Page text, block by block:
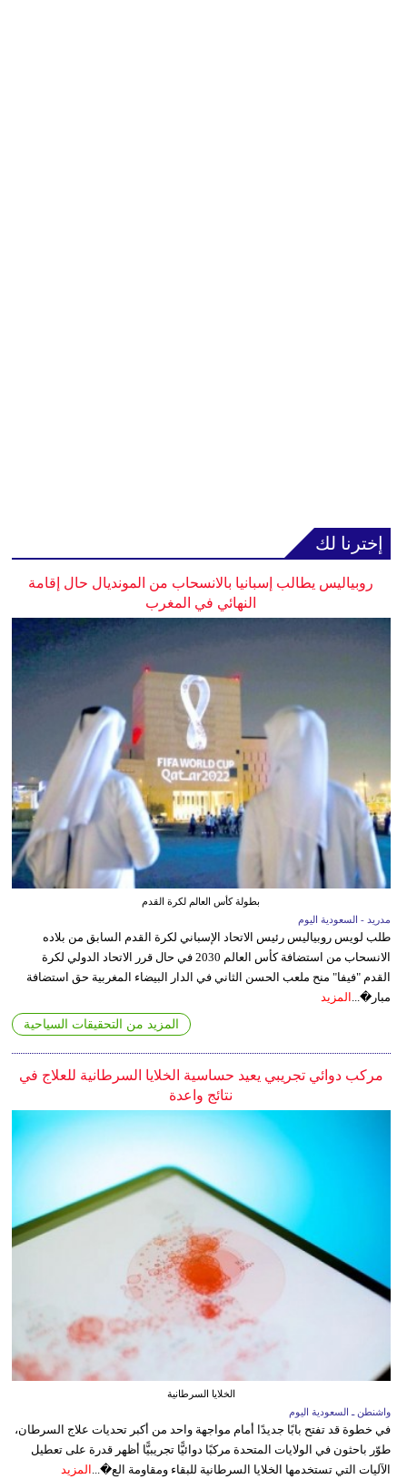
إخترنا لك
روبياليس يطالب إسبانيا بالانسحاب من المونديال حال إقامة
النهائي في المغرب
بطولة كأس العالم لكرة القدم
مدريد - السعودية اليوم
طلب لويس روبياليس رئيس الاتحاد الإسباني لكرة القدم السابق من بلاده
الانسحاب من استضافة كأس العالم 2030 في حال قرر الاتحاد الدولي لكرة
القدم "فيفا" منح ملعب الحسن الثاني في الدار البيضاء المغربية حق استضافة
مبار�... المزيد
المزيد من التحقيقات السياحية
مركب دوائي تجريبي يعيد حساسية الخلايا السرطانية للعلاج في
نتائج واعدة
الخلايا السرطانية
واشنطن ـ السعودية اليوم
في خطوة قد تفتح بابًا جديدًا أمام مواجهة واحد من أكبر تحديات علاج السرطان،
طوّر باحثون في الولايات المتحدة مركبًا دوائيًّا تجريبيًّا أظهر قدرة على تعطيل
الآليات التي تستخدمها الخلايا السرطانية للبقاء ومقاومة الع�...
المزيد